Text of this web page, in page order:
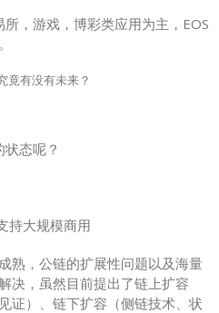
，游戏，博彩类应用为主，EOS
态呢？
持大规模商用
熟，公链的扩展性问题以及海量
决，虽然目前提出了链上扩容
证）、链下扩容（侧链技术、状